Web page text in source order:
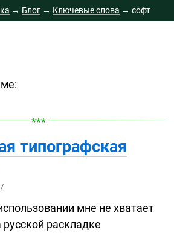
→ Блог → Ключевые слова →софт
типографская
мне не хватает
раскладке